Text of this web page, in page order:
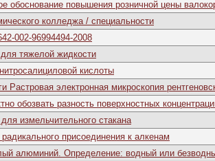
обоснование повышения розничной цены
колледжа / специальности
002-96994494-2008
тяжелой жидкости
кислоты
Растровая электронная микроскопия
обозвать разность поверхностных
измельчительного стакана
присоединения к алкенам
алюминий. Определение: водный или